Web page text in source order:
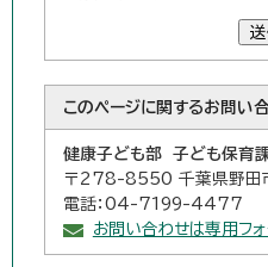
このページに関するお問い
健康子ども部 子ども保育
〒278-8550 千葉県野田
電話：04-7199-4477
お問い合わせは専用フ